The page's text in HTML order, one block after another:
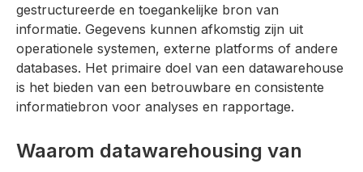
gestructureerde en toegankelijke bron van
informatie. Gegevens kunnen afkomstig zijn uit
operationele systemen, externe platforms of andere
databases. Het primaire doel van een datawarehouse
is het bieden van een betrouwbare en consistente
informatiebron voor analyses en rapportage.
Waarom datawarehousing van